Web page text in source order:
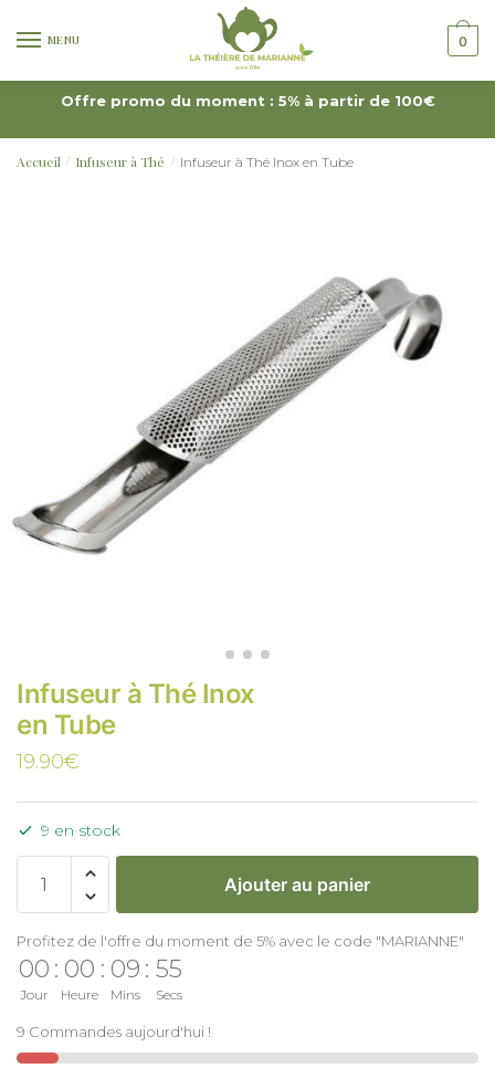
MENU 0
Offre promo du moment : 5% à partir de 100€
Accueil / Infuseur à Thé / Infuseur à Thé Inox en Tube
Infuseur à Thé Inox
en Tube
19.90€
9 en stock
Ajouter au panier
Profitez de l'offre du moment de 5% avec le code "MARIANNE"
00
Jour
: 00
Heure
: 09
Mins
: 55
Secs
9 Commandes aujourd'hui !